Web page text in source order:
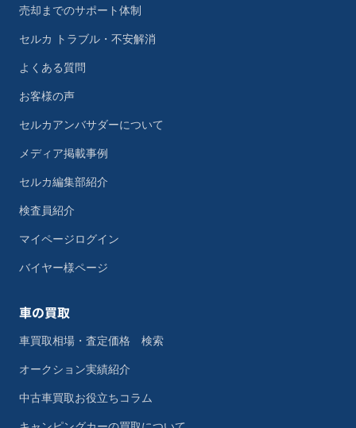
売却までのサポート体制
セルカ トラブル・不安解消
よくある質問
お客様の声
セルカアンバサダーについて
メディア掲載事例
セルカ編集部紹介
検査員紹介
マイページログイン
バイヤー様ページ
車の買取
車買取相場・査定価格 検索
オークション実績紹介
中古車買取お役立ちコラム